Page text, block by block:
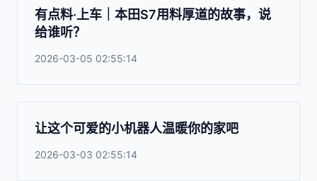
有点料·上车｜本田S7用料厚道的故事，说
给谁听？
2026-03-05 02:55:14
让这个可爱的小机器人温暖你的家吧
2026-03-03 02:55:14